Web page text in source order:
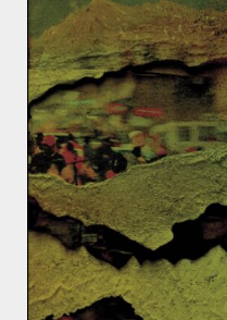
partie la théorie du
Huntington, il ré-
classiques de la
quatre pôles,
coté un bloc américain,
bloc eurasiatique et un
revanche, selon
n’a vocation à en
la vision d’Haushofer
était au centre de son
Si le néo-eurasisme est